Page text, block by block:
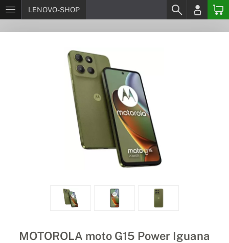
LENOVO-SHOP
MOTOROLA moto G15 Power Iguana